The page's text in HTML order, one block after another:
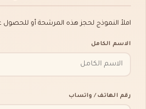
املأ النموذج لحجز هذه المرشحة أو للحصول
الاسم الكامل
رقم الهاتف / واتساب